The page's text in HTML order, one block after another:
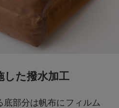
した撥水加工
底部分は帆布にフィルム